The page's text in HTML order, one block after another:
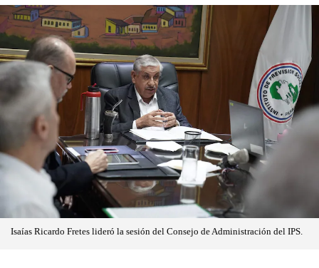
Isaías Ricardo Fretes lideró la sesión del Consejo de Administración del IPS.